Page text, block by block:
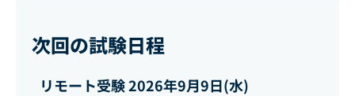
次回の試験日程
リモート受験 2026年9月9日(水)